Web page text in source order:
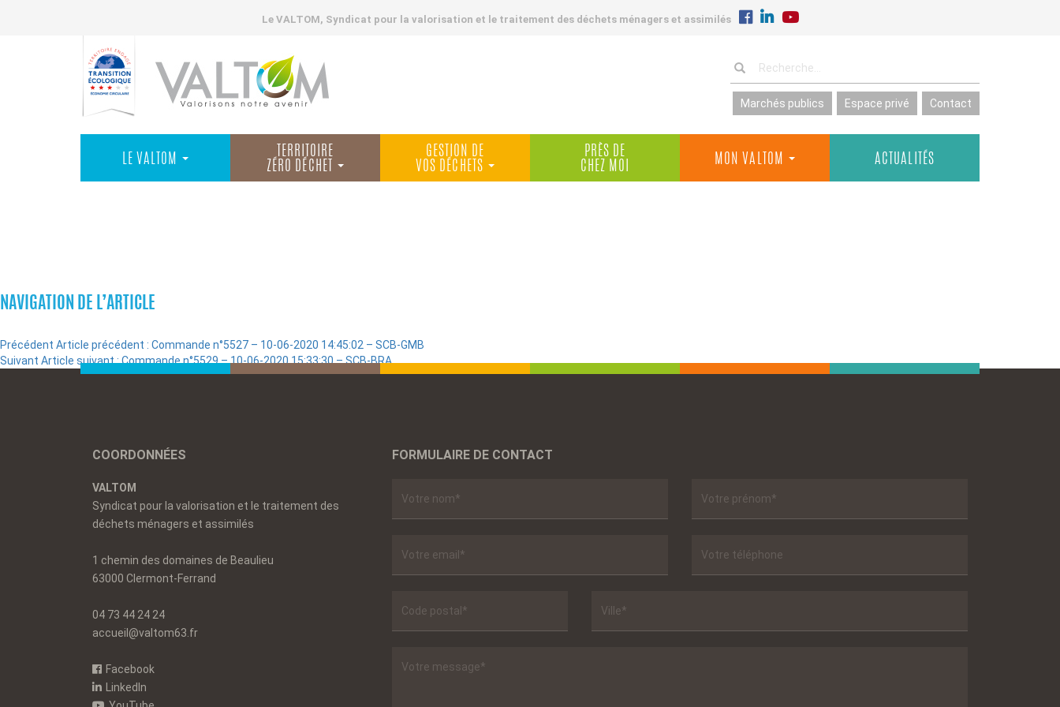
Le VALTOM, Syndicat pour la valorisation et le traitement des déchets ménagers et assimilés
Marchés publics Espace privé Contact
LE VALTOM
TERRITOIRE
ZÉRO DÉCHET
GESTION DE
VOS DÉCHETS
PRÈS DE
CHEZ MOI
MON VALTOM ACTUALITÉS
NAVIGATION DE L’ARTICLE
Précédent Article précédent : Commande n°5527 – 10-06-2020 14:45:02 – SCB-GMB
Suivant Article suivant :Commande n°5529 – 10-06-2020 15:33:30 – SCB-BRA
COORDONNÉES
VALTOM
Syndicat pour la valorisation et le traitement des
déchets ménagers et assimilés
1 chemin des domaines de Beaulieu
63000 Clermont-Ferrand
04 73 44 24 24
accueil@valtom63.fr
Facebook
LinkedIn
FORMULAIRE DE CONTACT